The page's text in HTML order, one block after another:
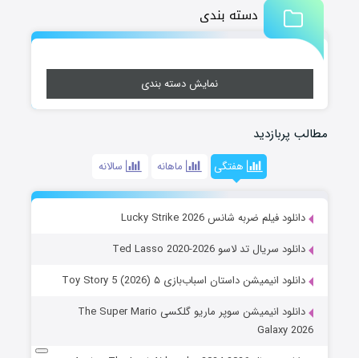
دسته بندی
نمایش دسته بندی
مطالب پربازدید
هفتگی ماهانه سالانه
دانلود فیلم ضربه شانس Lucky Strike 2026
دانلود سریال تد لاسو Ted Lasso 2020-2026
دانلود انیمیشن داستان اسباب‌بازی ۵ Toy Story 5 (2026)
دانلود انیمیشن سوپر ماریو گلکسی The Super Mario
Galaxy 2026